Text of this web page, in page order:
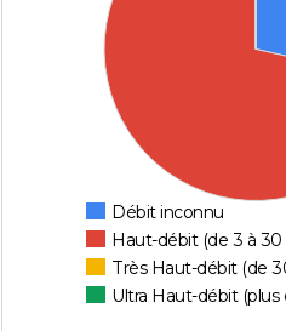
Débit inconnu
Haut-débit (de 3 à
Très Haut-débit (de
Ultra Haut-débit